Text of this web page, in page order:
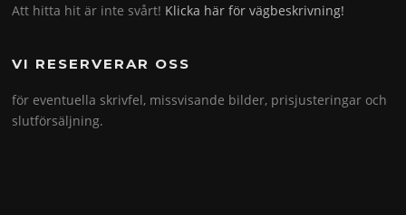
Att hitta hit är inte svårt! Klicka här för vägbeskrivning!
VI RESERVERAR OSS
för eventuella skrivfel, missvisande bilder, prisjusteringar och
slutförsäljning.